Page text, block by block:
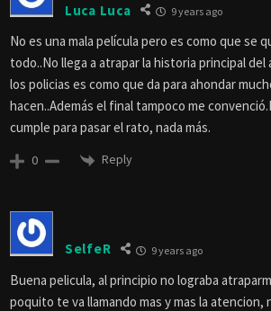
Luca Luca 9 years ago
No es una mala película pero es como que se
todo..No llega a atrapar la historia principal del
los policias es como que da para ahondar
hacen..Además el final tampoco me
cumple para pasar el rato, nada más.
0 Reply
SelfeR 9 years ago
Buena pelicula, al principio no lograba
poquito te va llamando mas y mas la atencion,